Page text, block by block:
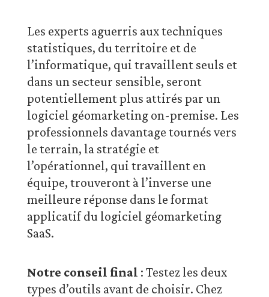
Les experts aguerris aux techniques
statistiques, du territoire et de
l’informatique, qui travaillent seuls et
dans un secteur sensible, seront
potentiellement plus attirés par un
logiciel géomarketing on-premise. Les
professionnels davantage tournés vers
le terrain, la stratégie et
l’opérationnel, qui travaillent en
équipe, trouveront à l’inverse une
meilleure réponse dans le format
applicatif du logiciel géomarketing
SaaS.
Notre conseil final : Testez les deux
types d’outils avant de choisir. Chez